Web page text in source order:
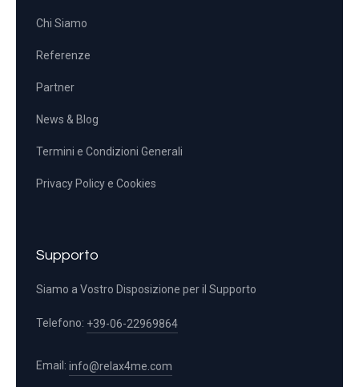
Chi Siamo
Referenze
Partner
News & Blog
Termini e Condizioni Generali
Privacy Policy e Cookies
Supporto
Siamo a Vostro Disposizione per il Supporto
Telefono: +39-06-22969864
Email: info@relax4me.com